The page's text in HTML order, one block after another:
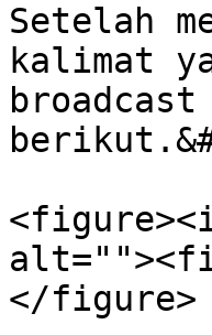
Setelah
kalimat
</figure>